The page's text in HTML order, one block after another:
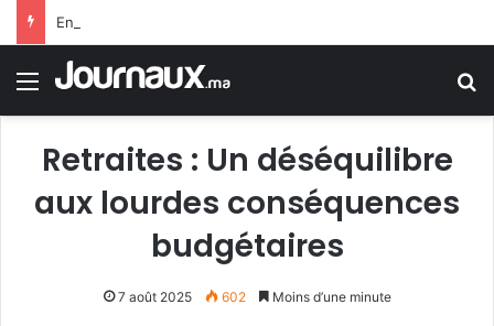
Menu
Retraites : Un déséquilibre
aux lourdes conséquences
budgétaires
7 août 2025 602 Moins d’une minute